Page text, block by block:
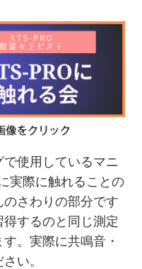
使用しているマニ
実際に触れることの
さわりの部分です
するのと同じ測定
。実際に共鳴音・
い。